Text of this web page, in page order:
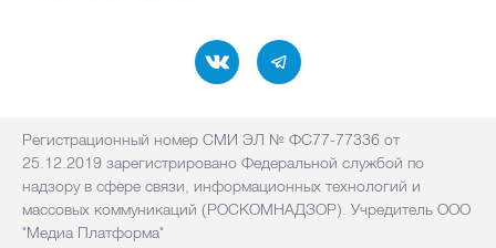
Регистрационный номер СМИ ЭЛ № ФС77-77336 от
25.12.2019 зарегистрировано Федеральной службой по
надзору в сфере связи, информационных технологий и
массовых коммуникаций (РОСКОМНАДЗОР). Учредитель ООО
"Медиа Платформа"